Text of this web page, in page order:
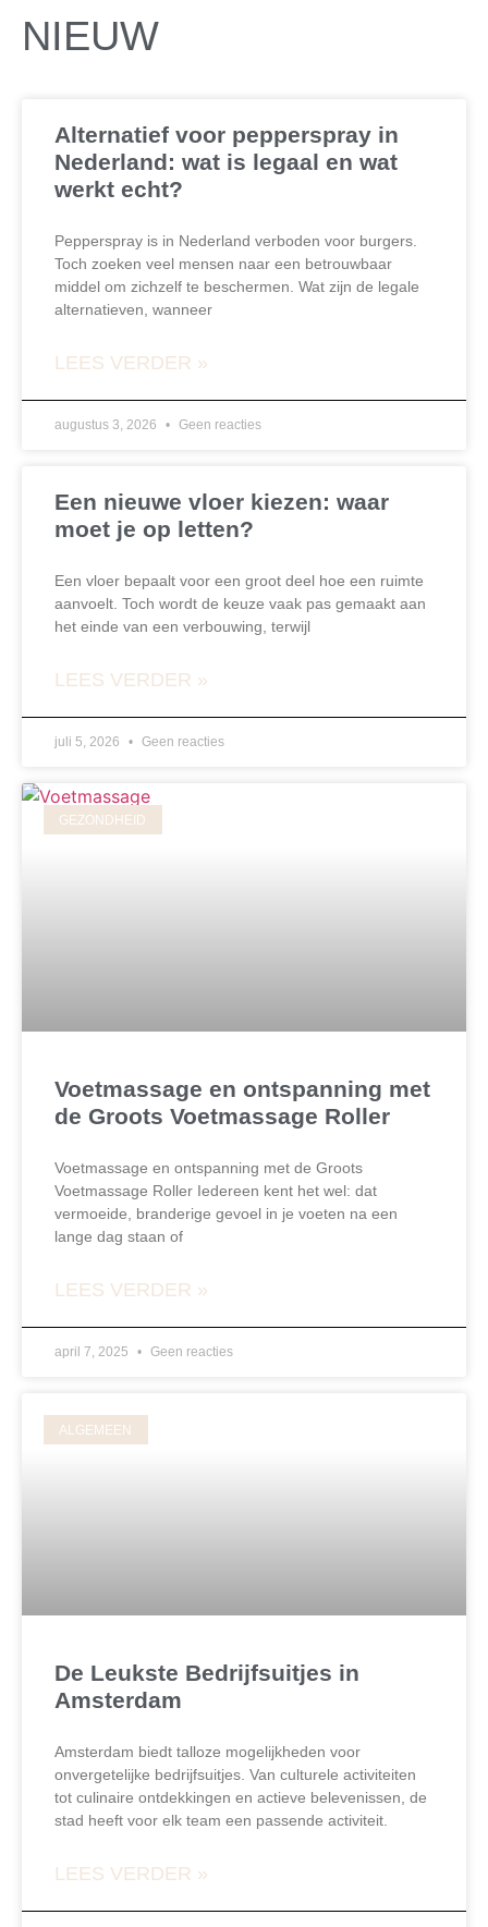
NIEUW
Alternatief voor pepperspray in
Nederland: wat is legaal en wat
werkt echt?
Pepperspray is in Nederland verboden voor burgers.
Toch zoeken veel mensen naar een betrouwbaar
middel om zichzelf te beschermen. Wat zijn de legale
alternatieven, wanneer
LEES VERDER »
augustus 3, 2026 Geen reacties
Een nieuwe vloer kiezen: waar
moet je op letten?
Een vloer bepaalt voor een groot deel hoe een ruimte
aanvoelt. Toch wordt de keuze vaak pas gemaakt aan
het einde van een verbouwing, terwijl
LEES VERDER »
juli 5, 2026 Geen reacties
GEZONDHEID
Voetmassage en ontspanning met
de Groots Voetmassage Roller
Voetmassage en ontspanning met de Groots
Voetmassage Roller Iedereen kent het wel: dat
vermoeide, branderige gevoel in je voeten na een
lange dag staan of
LEES VERDER »
april 7, 2025 Geen reacties
ALGEMEEN
De Leukste Bedrijfsuitjes in
Amsterdam
Amsterdam biedt talloze mogelijkheden voor
onvergetelijke bedrijfsuitjes. Van culturele activiteiten
tot culinaire ontdekkingen en actieve belevenissen, de
stad heeft voor elk team een passende activiteit.
LEES VERDER »